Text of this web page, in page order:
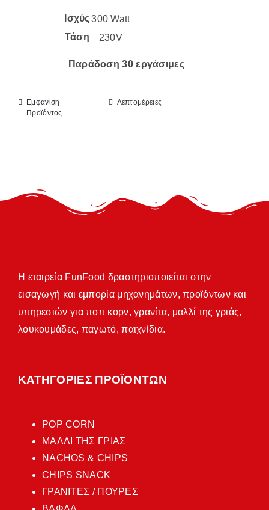
Ισχύς300 Watt
Τάση
230V
Παράδοση 30 εργάσιμες
Εμφάνιση
Προϊόντος
Λεπτομέρειες
Η εταιρεία FunFood δραστηριοποιείται στην
εισαγωγή και εμπορία μηχανημάτων, προϊόντων και
υπηρεσιών για ποπ κορν, γρανίτα, μαλλί της γριάς,
λουκουμάδες, παγωτό, παιχνίδια.
ΚΑΤΗΓΟΡΙΕΣ ΠΡΟΪΟΝΤΩΝ
POP CORN
ΜΑΛΛΙ ΤΗΣ ΓΡΙΑΣ
NACHOS & CHIPS
CHIPS SNACK
ΓΡΑΝΙΤΕΣ / ΠΟΥΡΕΣ